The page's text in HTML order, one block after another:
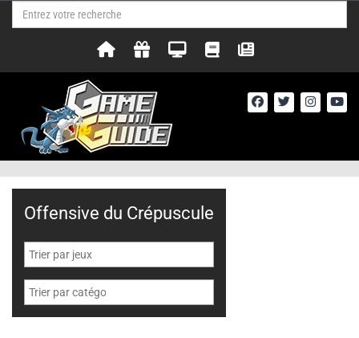
Offensive du Crépuscule